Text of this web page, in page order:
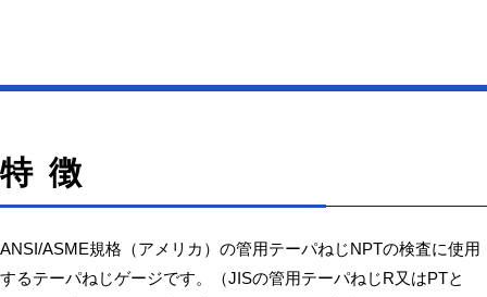
特徴
ANSI/ASME規格（アメリカ）の管用テーパねじNPTの検査に使用
するテーパねじゲージです。（JISの管用テーパねじR又はPTと